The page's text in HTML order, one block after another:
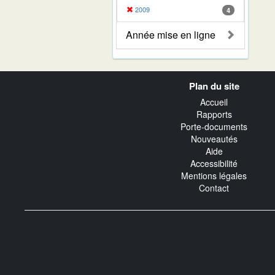
2009 4
Année mise en ligne
Plan du site
Accueil
Rapports
Porte-documents
Nouveautés
Aide
Accessibilité
Mentions légales
Contact